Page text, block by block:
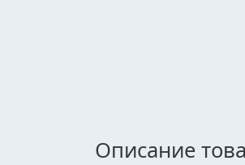
Описание